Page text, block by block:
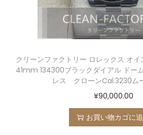
クリーンファクトリー ロレックス オ
41mm 134300ブラックダイアル ド
レス クローンCal.3230ム
¥90,000.00
お買い物カゴに